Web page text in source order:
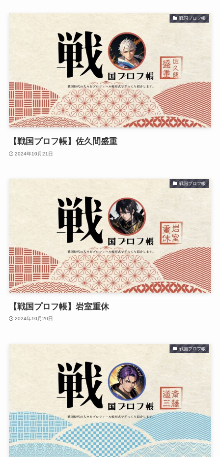
戦国プロフ帳
【戦国プロフ帳】佐久間盛重
2024年10月21日
戦国プロフ帳
【戦国プロフ帳】岩室重休
2024年10月20日
戦国プロフ帳